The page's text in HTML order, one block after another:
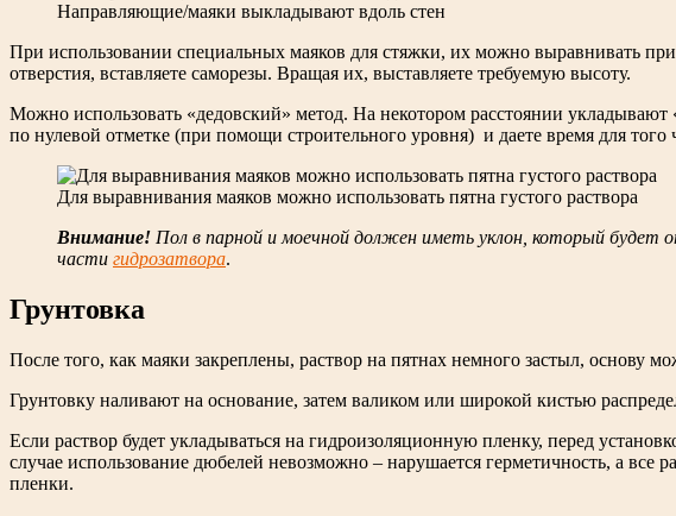
Направляющие/маяки выкладывают вдоль стен
При использовании специальных маяков для стяжки, их можно выравнивать
отверстия, вставляете саморезы. Вращая их, выставляете требуемую высоту.
Можно использовать «дедовский» метод. На некотором расстоянии
по нулевой отметке (при помощи строительного уровня) и даете время для того
Для выравнивания маяков можно использовать пятна густого раствора
Внимание! Пол в парной и моечной должен иметь уклон, который будет
части гидрозатвора.
Грунтовка
После того, как маяки закреплены, раствор на пятнах немного застыл, основу
Грунтовку наливают на основание, затем валиком или широкой кистью
Если раствор будет укладываться на гидроизоляционную пленку, перед
случае использование дюбелей невозможно – нарушается герметичность, а все
пленки.